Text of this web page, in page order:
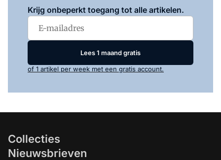
Krijg onbeperkt toegang tot alle artikelen.
Lees 1 maand gratis
of 1 artikel per week met een gratis account.
Collecties
Nieuwsbrieven